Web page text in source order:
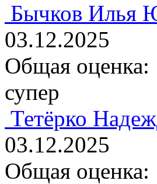
Бычков Илья
03.12.2025
Общая оценка:
супер
Тетёрко
03.12.2025
Общая оценка: